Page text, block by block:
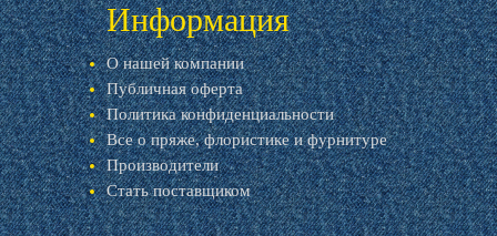
Информация
О нашей компании
Публичная оферта
Политика конфиденциальности
Все о пряже, флористике и фурнитуре
Производители
Стать поставщиком